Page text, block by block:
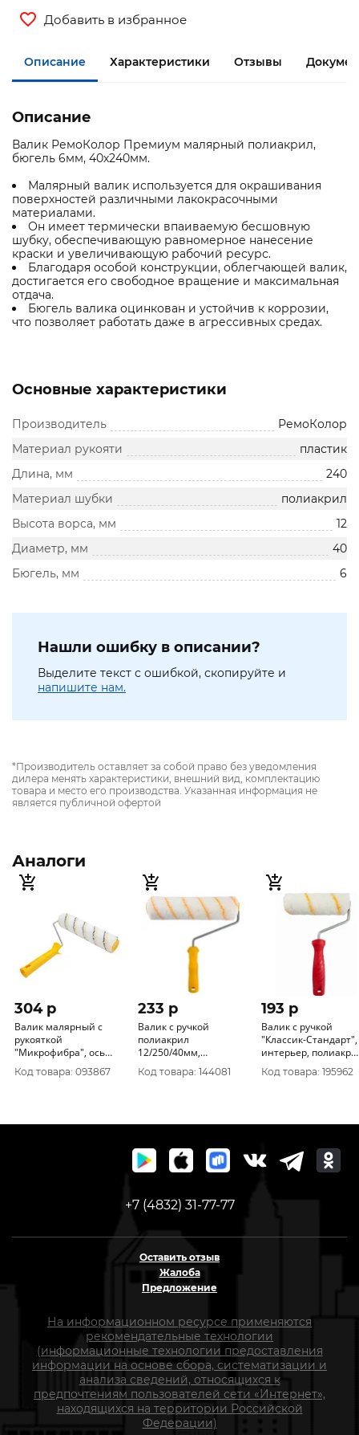
Добавить в избранное
Описание Характеристики Отзывы
Описание
Валик РемоКолор Премиум малярный полиакрил,
бюгель 6мм, 40х240мм.
Малярный валик используется для окрашивания
поверхностей различными лакокрасочными
материалами.
Он имеет термически впаиваемую бесшовную
шубку, обеспечивающую равномерное нанесение
краски и увеличивающую рабочий ресурс.
Благодаря особой конструкции, облегчающей валик,
достигается его свободное вращение и максимальная
отдача.
Бюгель валика оцинкован и устойчив к коррозии,
что позволяет работать даже в агрессивных средах.
Основные характеристики
Производитель
РемоКолор
Материал рукояти
пластик
Длина, мм
240
Материал шубки
полиакрил
Высота ворса, мм
12
Диаметр, мм
40
Бюгель, мм
6
Нашли ошибку в описании?
Выделите текст с ошибкой, скопируйте и
напишите нам.
*Производитель оставляет за собой право без уведомления
дилера менять характеристики, внешний вид, комплектацию
товара и место его производства. Указанная информация не
является публичной офертой
Аналоги
304 p
Валик малярный с
рукояткой
"Микрофибра", ось
6мм, D40мм, 240мм,
РемоКолор 04-2-625
Код товара: 093867
233 p
Валик с ручкой
полиакрил
12/250/40мм,
желт.нить, D6мм
Код товара: 144081
193 p
Валик с ручкой
"Классик-Стандарт",
интерьер, полиакр
12/180/40мм, D6мм,
желт.нить 0210134
Код товара: 195962
+7 (4832) 31-77-77
Оставить отзыв
Жалоба
Предложение
На информационном ресурсе применяются
рекомендательные технологии
(информационные технологии предоставления
информации на основе сбора, систематизации и
анализа сведений, относящихся к
предпочтениям пользователей сети «Интернет»,
находящихся на территории Российской
Федерации)